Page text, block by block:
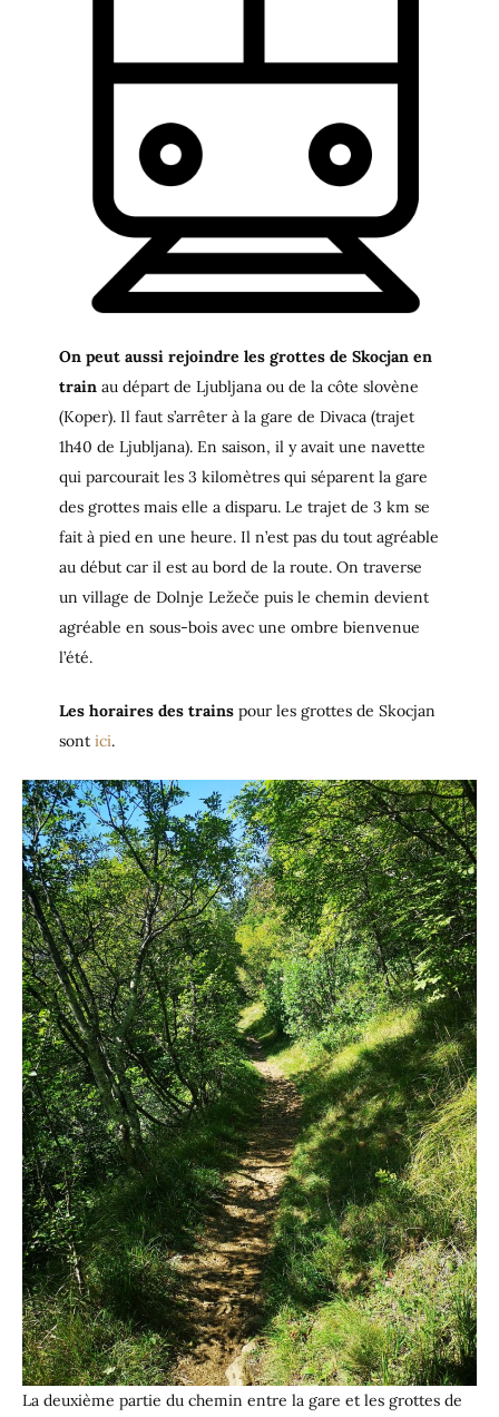
On peut aussi rejoindre les grottes de Skocjan en
trainau départ de Ljubljana ou de la côte slovène
(Koper). Il faut s’arrêter à la gare de Divaca (trajet
1h40 de Ljubljana). En saison, il y avait une navette
qui parcourait les 3 kilomètres qui séparent la gare
des grottes mais elle a disparu. Le trajet de 3 km se
fait à pied en une heure. Il n’est pas du tout agréable
au début car il est au bord de la route. On traverse
un village de Dolnje Ležeče puis le chemin devient
agréable en sous-bois avec une ombre bienvenue
l’été.
Les horaires des trainspour les grottes de Skocjan
sont ici.
La deuxième partie du chemin entre la gare et les grottes de